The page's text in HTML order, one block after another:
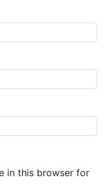
in this browser for